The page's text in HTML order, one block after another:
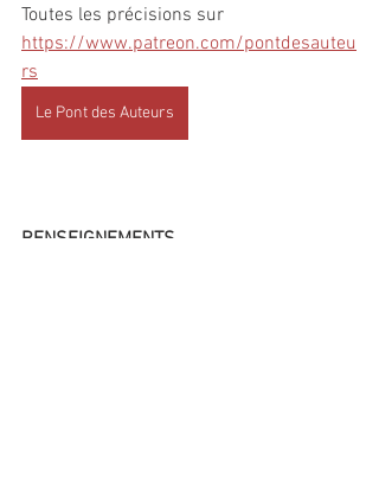
Toutes les précisions sur
https://www.patreon.com/pontdesauteu
rs
Le Pont des Auteurs
RENSEIGNEMENTS